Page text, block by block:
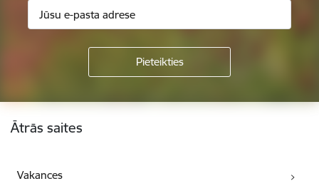
Kājene
Ātrās saites
Vakances